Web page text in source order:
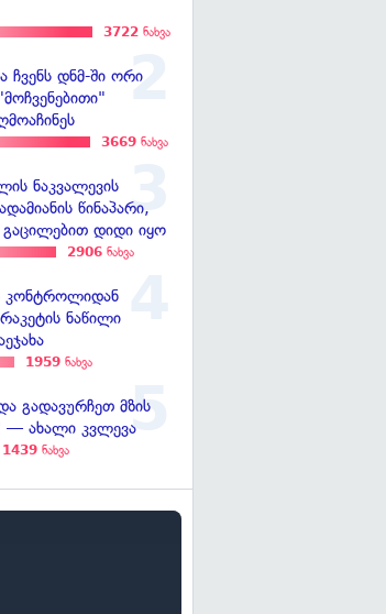
3722 ნახვა
ჩვენს დნმ-ში ორი
3669 ნახვა
ნაკვალევის
წინაპარი,
დიდი იყო
2906 ნახვა
კონტროლიდან
ნაწილი
1959 ნახვა
გადავურჩეთ მზის
— ახალი კვლევა
1439 ნახვა